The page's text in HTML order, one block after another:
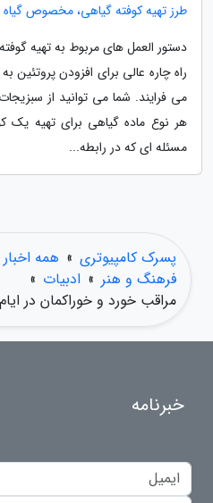
طرز تهیه کوفته گیاهی، مخصوص گیاه
دستور العمل های مربوط به تهیه
راه چاره عالی برای افزودن پروتئین
می فرایند. شما می توانید از
هر نوع ماده گیاهی برای تهیه یک
مسئله ای که در رابطه...
پسرک کامپیوتری » همه
فرهنگ و هنر » ادبیات »
مراقب خورد و خوراکمان در
خبرنامه